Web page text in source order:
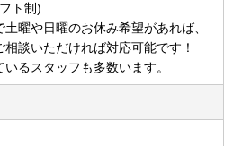
ト制)
曜や日曜のお休み希望があれば、
談いただければ対応可能です！
るスタッフも多数います。